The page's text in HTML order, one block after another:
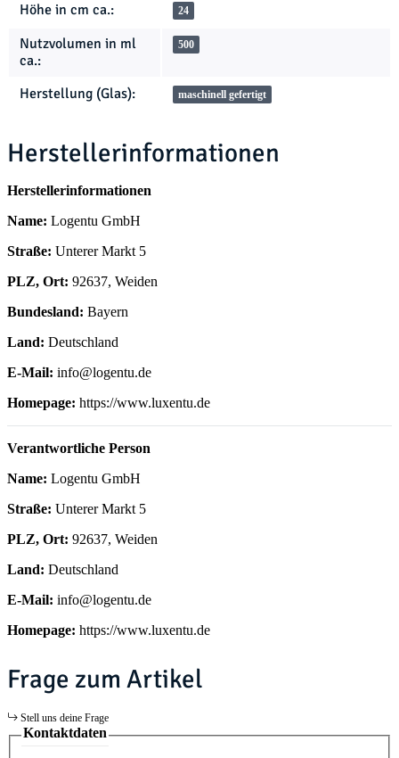
Höhe in cm ca.: 24
Nutzvolumen in ml
ca.:
500
Herstellung (Glas): maschinell gefertigt
Herstellerinformationen
Herstellerinformationen
Name: Logentu GmbH
Straße: Unterer Markt 5
PLZ, Ort: 92637, Weiden
Bundesland: Bayern
Land: Deutschland
E-Mail: info@logentu.de
Homepage: https://www.luxentu.de
Verantwortliche Person
Name: Logentu GmbH
Straße: Unterer Markt 5
PLZ, Ort: 92637, Weiden
Land: Deutschland
E-Mail: info@logentu.de
Homepage: https://www.luxentu.de
Frage zum Artikel
Stell uns deine Frage
Kontaktdaten